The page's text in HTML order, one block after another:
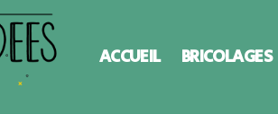
ACCUEIL BRICOLAGES